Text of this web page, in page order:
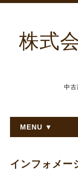
株式
中
MENU ▼
インフォメー